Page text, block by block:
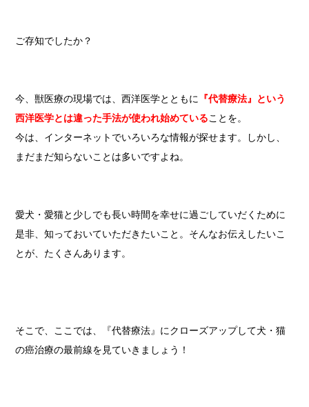
ご存知でしたか？
今、獣医療の現場では、西洋医学とともに 『代替療法』という
西洋医学とは違った手法が使われ始めていることを。
今は、インターネットでいろいろな情報が探せます。
しかし、
まだまだ知らないことは多いですよね。
愛犬・愛猫と少しでも長い時間を幸せに過ごしていだくために
是非、知っておいていただきたいこと。そんなお伝えしたいこ
とが、たくさんあります。
そこで、ここでは、『代替療法』にクローズアップして犬・猫
の癌治療の最前線を見ていきましょう！